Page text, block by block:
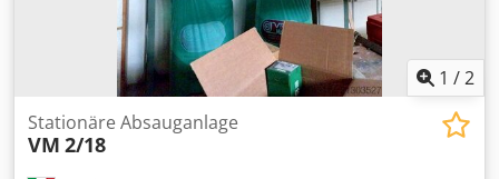
1 /2
Stationäre Absauganlage
VM 2/18